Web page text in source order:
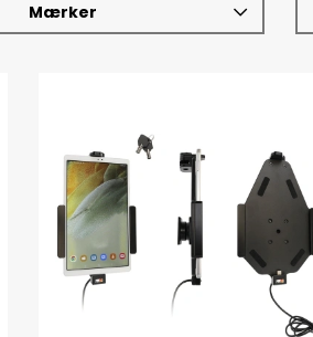
Mærker